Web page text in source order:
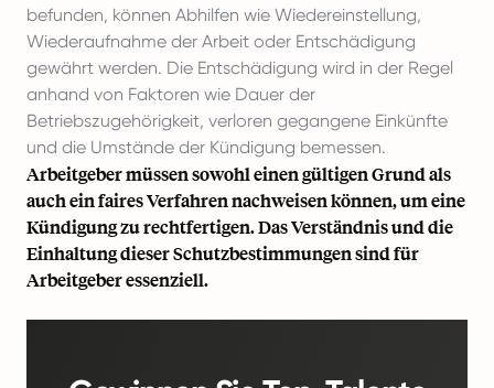
befunden, können Abhilfen wie Wiedereinstellung,
Wiederaufnahme der Arbeit oder Entschädigung
gewährt werden. Die Entschädigung wird in der Regel
anhand von Faktoren wie Dauer der
Betriebszugehörigkeit, verloren gegangene Einkünfte
und die Umstände der Kündigung bemessen.
Arbeitgeber müssen sowohl einen gültigen Grund als
auch ein faires Verfahren nachweisen können, um eine
Kündigung zu rechtfertigen. Das Verständnis und die
Einhaltung dieser Schutzbestimmungen sind für
Arbeitgeber essenziell.